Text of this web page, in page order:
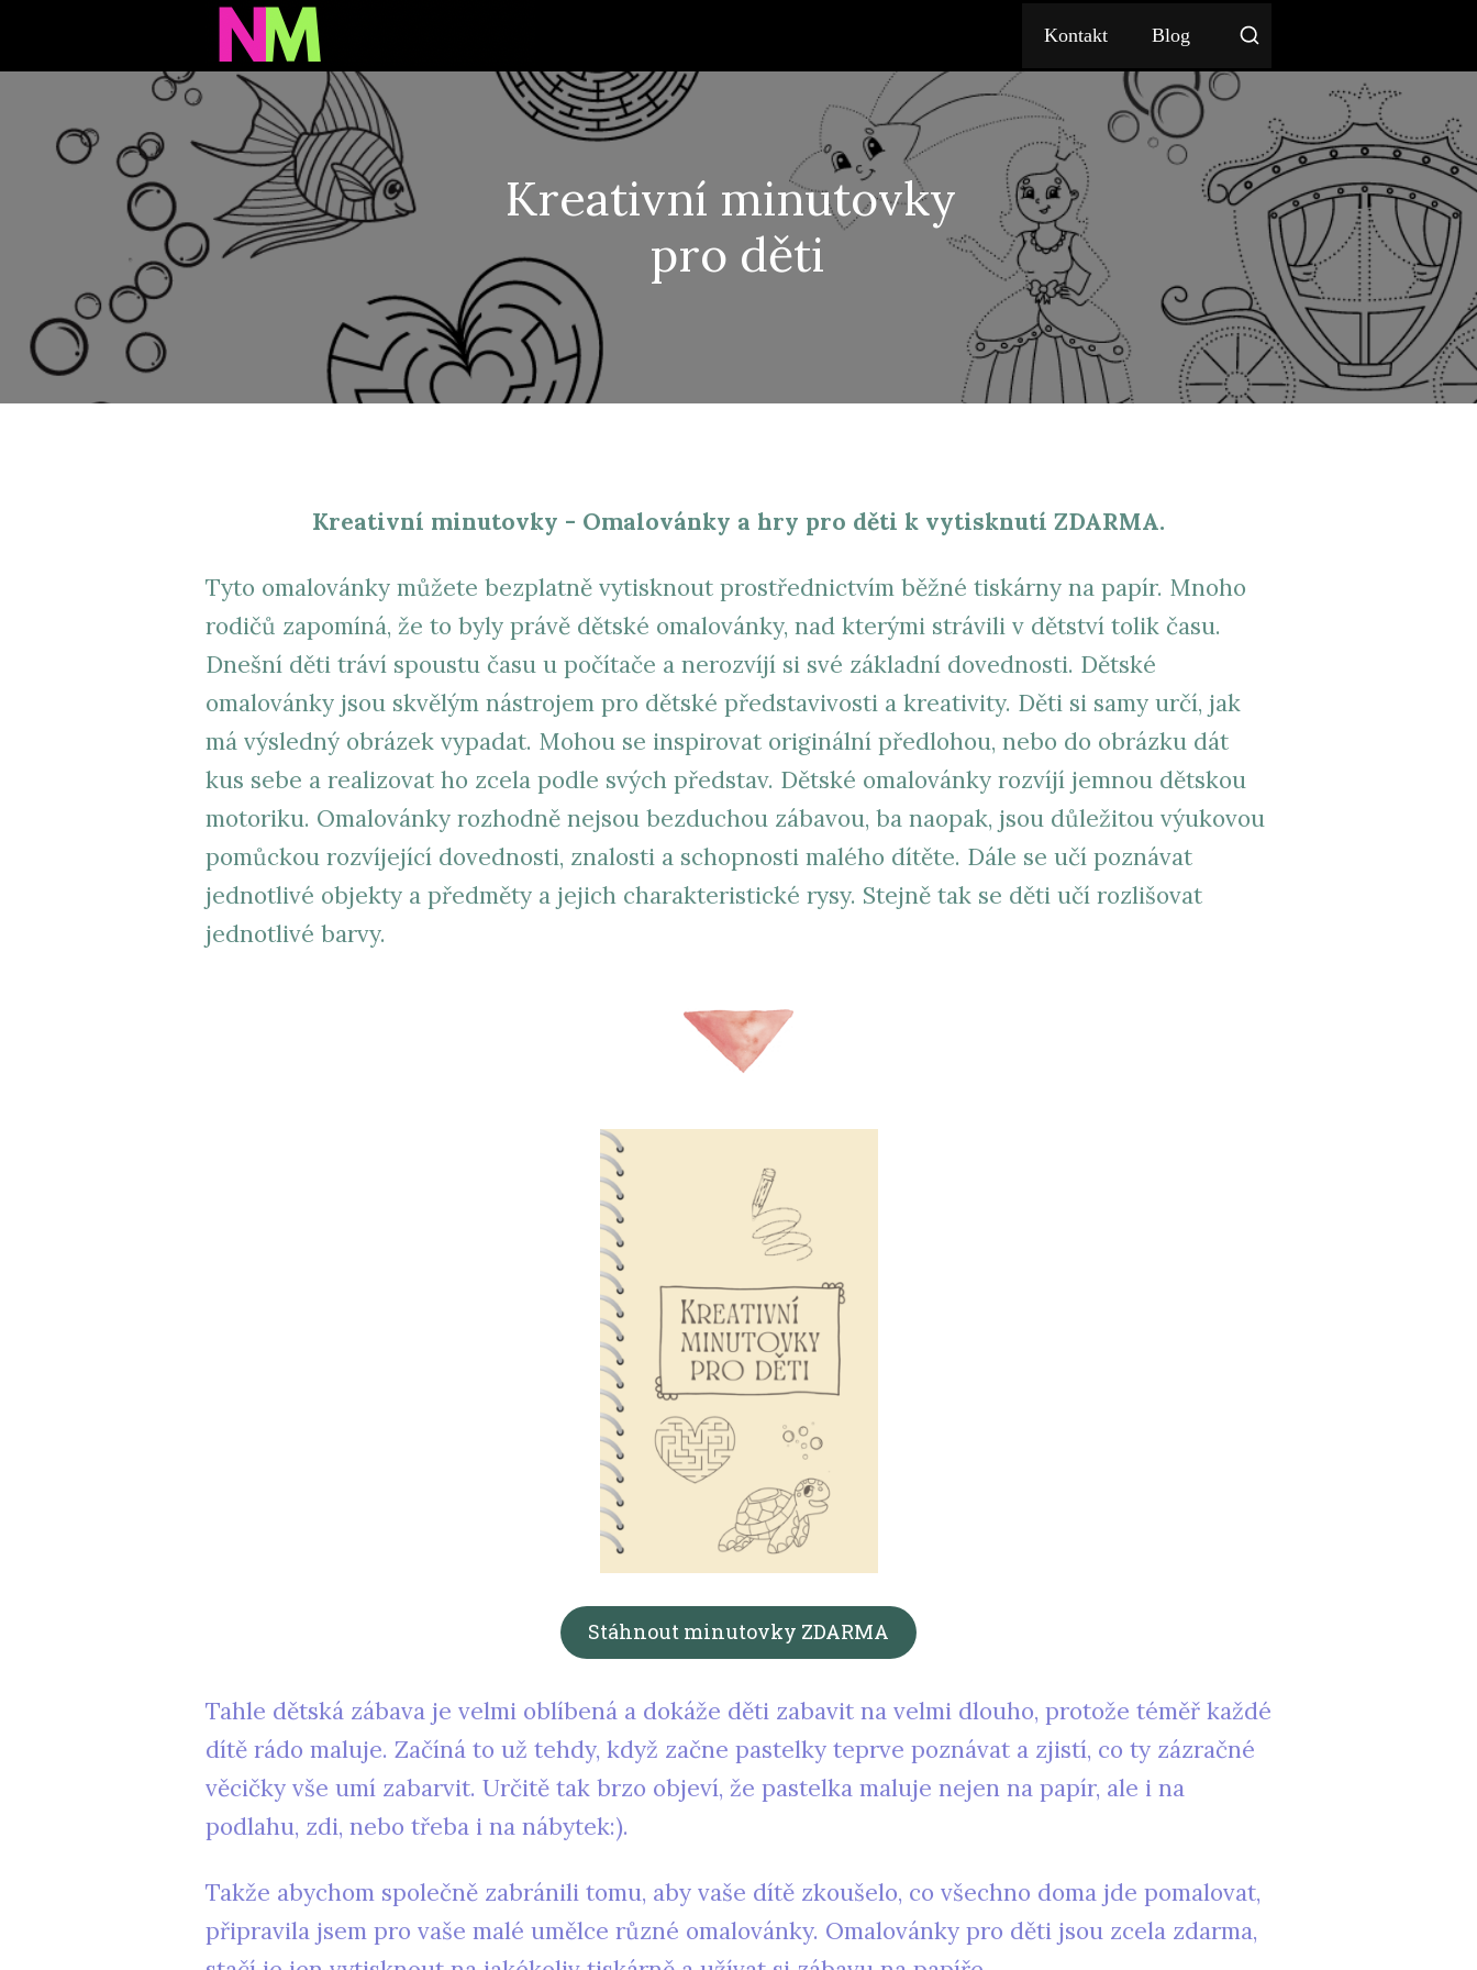
Kontakt Blog
Kreativní minutovky
pro děti
Kreativní minutovky - Omalovánky a hry pro děti k vytisknutí ZDARMA.
Tyto omalovánky můžete bezplatně vytisknout prostřednictvím běžné tiskárny na papír. Mnoho
rodičů zapomíná, že to byly právě dětské omalovánky, nad kterými strávili v dětství tolik času.
Dnešní děti tráví spoustu času u počítače a nerozvíjí si své základní dovednosti. Dětské
omalovánky jsou skvělým nástrojem pro dětské představivosti a kreativity. Děti si samy určí, jak
má výsledný obrázek vypadat. Mohou se inspirovat originální předlohou, nebo do obrázku dát
kus sebe a realizovat ho zcela podle svých představ. Dětské omalovánky rozvíjí jemnou dětskou
motoriku. Omalovánky rozhodně nejsou bezduchou zábavou, ba naopak, jsou důležitou výukovou
pomůckou rozvíjející dovednosti, znalosti a schopnosti malého dítěte. Dále se učí poznávat
jednotlivé objekty a předměty a jejich charakteristické rysy. Stejně tak se děti učí rozlišovat
jednotlivé barvy.
Stáhnout minutovky ZDARMA
Tahle dětská zábava je velmi oblíbená a dokáže děti zabavit na velmi dlouho, protože téměř každé
dítě rádo maluje. Začíná to už tehdy, když začne pastelky teprve poznávat a zjistí, co ty zázračné
věcičky vše umí zabarvit. Určitě tak brzo objeví, že pastelka maluje nejen na papír, ale i na
podlahu, zdi, nebo třeba i na nábytek:).
Takže abychom společně zabránili tomu, aby vaše dítě zkoušelo, co všechno doma jde pomalovat,
připravila jsem pro vaše malé umělce různé omalovánky. Omalovánky pro děti jsou zcela zdarma,